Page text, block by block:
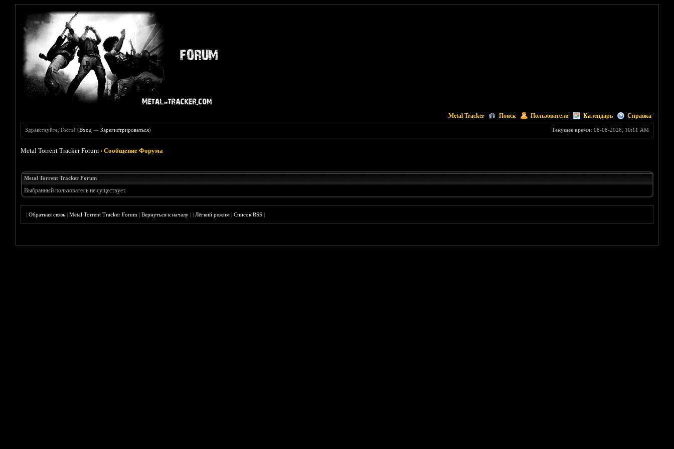
Metal Tracker Поиск Пользователи Календарь Справка
Текущее время: 08-08-2026, 10:11 AM
Здравствуйте, Гость! (Вход —Зарегистрироваться)
Metal Torrent Tracker Forum ›Сообщение Форума
Metal Torrent Tracker Forum
Выбранный пользователь не существует.
|Обратная связь |Metal Torrent Tracker Forum |Вернуться к началу ||Лёгкий режим |Список RSS |